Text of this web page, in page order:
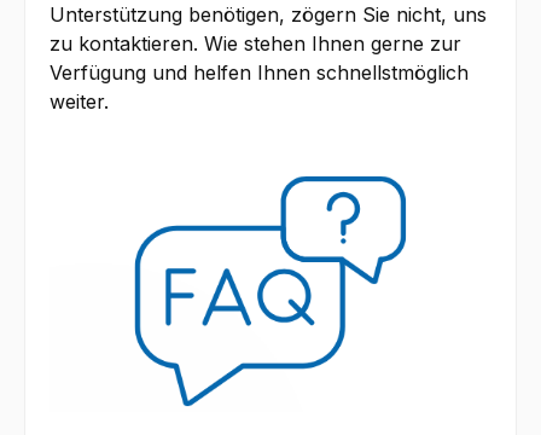
Unterstützung benötigen, zögern Sie nicht, uns
zu kontaktieren. Wie stehen Ihnen gerne zur
Verfügung und helfen Ihnen schnellstmöglich
weiter.